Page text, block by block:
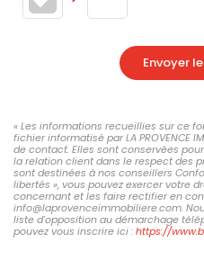
Envoyer
« Les informations recueillies sur ce
fichier informatisé par LA PROVENCE
de contact. Elles sont conservées
la relation client dans le respect des
sont destinées à nos conseillers
libertés », vous pouvez exercer votre
concernant et les faire rectifier en
info@laprovenceimmobiliere.com.
liste d'opposition au démarchage
pouvez vous inscrire ici : https://